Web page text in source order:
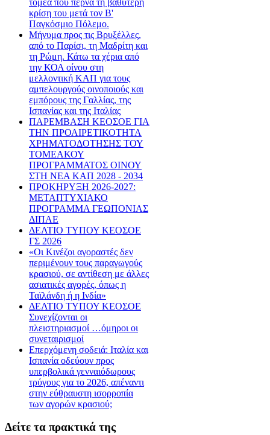
κρίση του μετά τον Β'
Παγκόσμιο Πόλεμο.
Μήνυμα προς τις Βρυξέλλες,
από το Παρίσι, τη Μαδρίτη και
τη Ρώμη. Κάτω τα χέρια από
την ΚΟΑ οίνου στη
μελλοντική ΚΑΠ για τους
αμπελουργούς οινοποιούς και
εμπόρους της Γαλλίας, της
Ισπανίας και της Ιταλίας
ΠΑΡΕΜΒΑΣΗ ΚΕΟΣΟΕ ΓΙΑ
ΤΗΝ ΠΡΟΑΙΡΕΤΙΚΟΤΗΤΑ
ΧΡΗΜΑΤΟΔΟΤΗΣΗΣ ΤΟΥ
ΤΟΜΕΑΚΟΥ
ΠΡΟΓΡΑΜΜΑΤΟΣ ΟΙΝΟΥ
ΣΤΗ ΝΕΑ ΚΑΠ 2028 - 2034
ΠΡΟΚΗΡΥΞΗ 2026-2027:
ΜΕΤΑΠΤΥΧΙΑΚΟ
ΠΡΟΓΡΑΜΜΑ ΓΕΩΠΟΝΙΑΣ
ΔΙΠΑΕ
ΔΕΛΤΙΟ ΤΥΠΟΥ ΚΕΟΣΟΕ
ΓΣ 2026
«Οι Κινέζοι αγοραστές δεν
περιμένουν τους παραγωγούς
κρασιού, σε αντίθεση με άλλες
ασιατικές αγορές, όπως η
Ταϊλάνδη ή η Ινδία»
ΔΕΛΤΙΟ ΤΥΠΟΥ ΚΕΟΣΟΕ
Συνεχίζονται οι
πλειστηριασμοί …όμηροι οι
συνεταιρισμοί
Επερχόμενη σοδειά: Ιταλία και
Ισπανία οδεύουν προς
υπερβολικά γενναιόδωρους
τρύγους για το 2026, απέναντι
στην εύθραυστη ισορροπία
των αγορών κρασιού;
Δείτε τα πρακτικά της